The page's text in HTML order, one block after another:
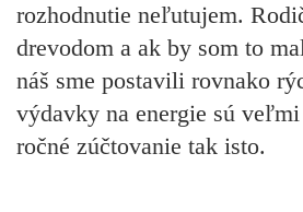
rozhodnutie neľutujem.
drevodom a ak by som to
náš sme postavili rovnako
výdavky na energie sú veľmi
ročné zúčtovanie tak isto.